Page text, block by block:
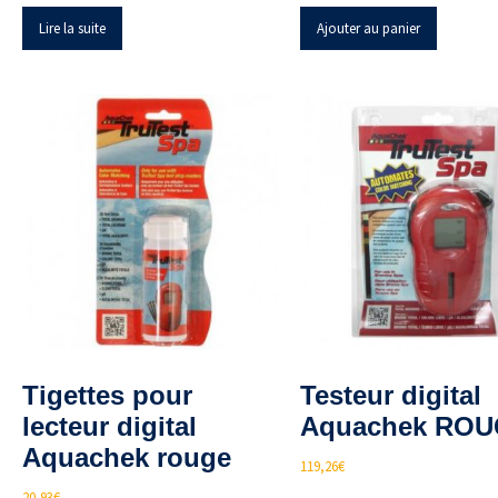
Lire la suite Ajouter au panier
Tigettes pour
lecteur digital
Aquachek rouge
Testeur digital
Aquachek
119,26€